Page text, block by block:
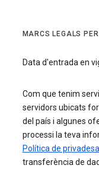
MARCS LEGALS
Data d'entrada en
Com que tenim
servidors ubicats
del país i algunes
processi la teva
Política de privadesa
transferència de